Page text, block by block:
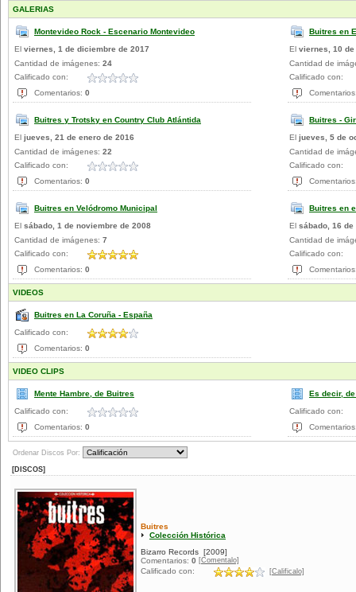
GALERIAS
Montevideo Rock - Escenario Montevideo
El viernes, 1 de diciembre de 2017
Cantidad de imágenes: 24
Calificado con:
Comentarios: 0
Buitres en
El viernes, 10
Cantidad de
Calificado con:
Buitres y Trotsky en Country Club Atlántida
El jueves, 21 de enero de 2016
Cantidad de imágenes: 22
Calificado con:
Comentarios: 0
Buitres -
El jueves, 5 de
Cantidad de
Calificado con:
Buitres en Velódromo Municipal
El sábado, 1 de noviembre de 2008
Cantidad de imágenes: 7
Calificado con:
Comentarios: 0
Buitres en
El sábado, 16
Cantidad de
Calificado con:
VIDEOS
Buitres en La Coruña - España
Calificado con:
Comentarios: 0
VIDEO CLIPS
Mente Hambre, de Buitres
Calificado con:
Comentarios: 0
Es decir,
Calificado con:
Ordenar Discos Por:
[DISCOS]
Buitres
Colección Histórica
Bizarro Records [2009]
Comentarios: 0 [Comentalo]
Calificado con: [Calificalo]